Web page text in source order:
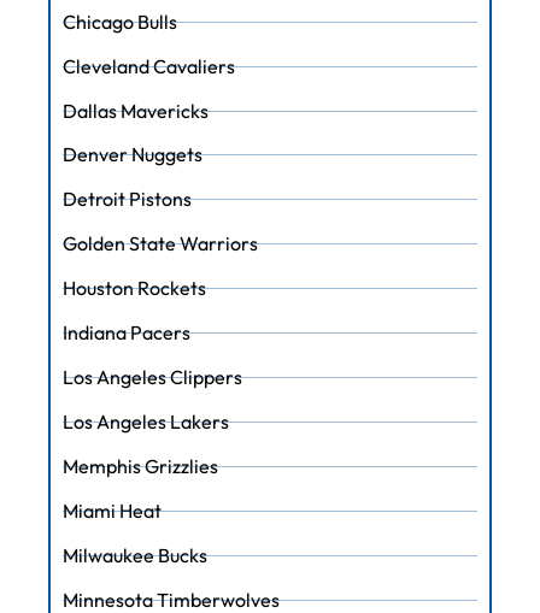
Chicago Bulls
Cleveland Cavaliers
Dallas Mavericks
Denver Nuggets
Detroit Pistons
Golden State Warriors
Houston Rockets
Indiana Pacers
Los Angeles Clippers
Los Angeles Lakers
Memphis Grizzlies
Miami Heat
Milwaukee Bucks
Minnesota Timberwolves